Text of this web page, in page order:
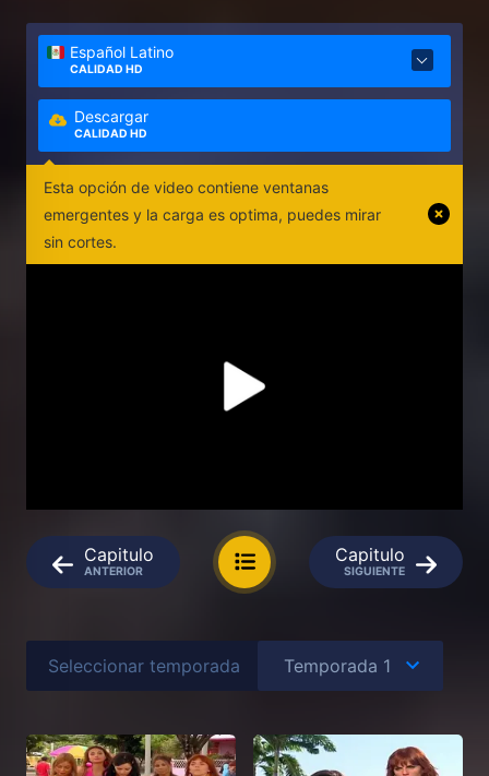
Español Latino
CALIDAD HD
Descargar
CALIDAD HD
Esta opción de video contiene ventanas
emergentes y la carga es optima, puedes mirar
sin cortes.
Capitulo
ANTERIOR
Capitulo
SIGUIENTE
Seleccionar temporada